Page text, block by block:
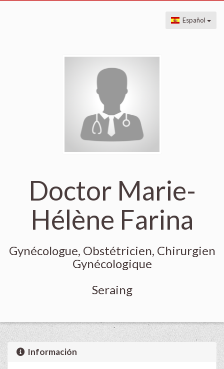
Español
Doctor Marie-
Hélène Farina
Gynécologue, Obstétricien, Chirurgien
Gynécologique
Seraing
Información